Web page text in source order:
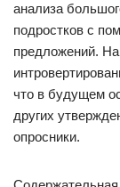
анализа
подростков с
предложений.
что в будущем
других
опросники.